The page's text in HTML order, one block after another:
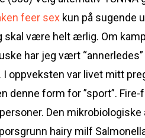
feer sex kun på sugende
skal være helt ærlig. Om
har jeg vært
oppveksten var livet mitt
denne form for ”sport”.
Den
hairy milf